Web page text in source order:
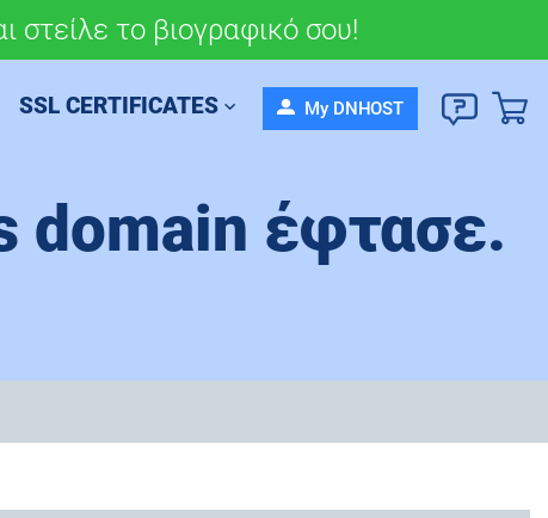
στείλε το βιογραφικό σου!
πορεία σήμερα!
SSL CERTIFICATES My DNHOST
domain έφτασε.